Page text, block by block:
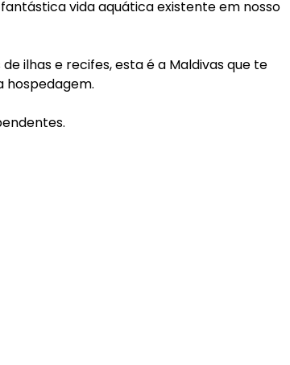
vida aquática existente em nosso
ilhas e recifes, esta é a Maldivas que te
hospedagem.